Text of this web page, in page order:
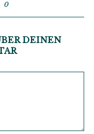
0
DEINEN